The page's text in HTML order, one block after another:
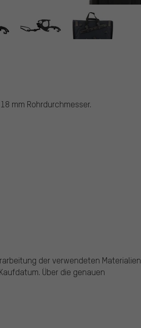
mm Rohrdurchmesser.
der verwendeten Materialien
Über die genauen